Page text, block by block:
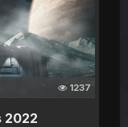
1237
2022